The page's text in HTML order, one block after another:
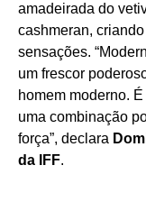
amadeirada do
cashmeran,
sensações.
um frescor
homem moderno.
uma combinação
força”, declara
da IFF.